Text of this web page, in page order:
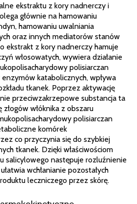
ekstraktu z kory nadnerczy i
głównie na hamowaniu
hamowaniu uwalniania
oraz innych mediatorów stanów
ekstrakt z kory nadnerczy hamuje
włosowatych, wywiera działanie
polisiarczan
enzymów katabolicznych, wpływa
tkanek. Poprzez aktywację
przeciwzakrzepowe substancja ta
włóknika z obszaru
polisiarczan
komórek
co przyczynia się do szybkiej
tkanek. Dzięki właściwościom
salicylowego następuje rozluźnienie
wchłanianie pozostałych
leczniczego przez skórę.